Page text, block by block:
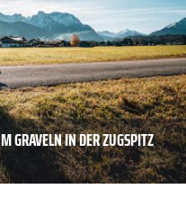
GRAVELN IN DER ZUGSPITZ